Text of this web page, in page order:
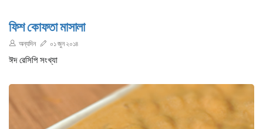
ফিশ কোফতা মাসালা
অন্যদিন ০১ জুন ২০১৪
ঈদ রেসিপি সংখ্যা